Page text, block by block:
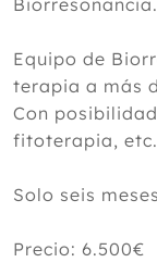
Biorresonancia.
Equipo de
terapia a más
Con
fitoterapia, etc.
Solo seis
Precio: